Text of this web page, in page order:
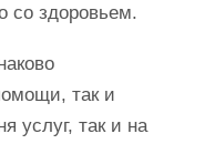
со здоровьем.
так и
услуг, так и на